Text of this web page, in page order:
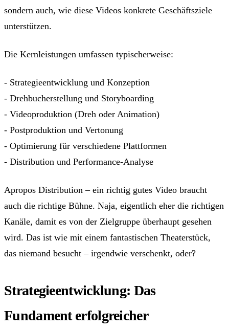
sondern auch, wie diese Videos konkrete Geschäftsziele
unterstützen.
Die Kernleistungen umfassen typischerweise:
- Strategieentwicklung und Konzeption
- Drehbucherstellung und Storyboarding
- Videoproduktion (Dreh oder Animation)
- Postproduktion und Vertonung
- Optimierung für verschiedene Plattformen
- Distribution und Performance-Analyse
Apropos Distribution – ein richtig gutes Video braucht
auch die richtige Bühne. Naja, eigentlich eher die richtigen
Kanäle, damit es von der Zielgruppe überhaupt gesehen
wird. Das ist wie mit einem fantastischen Theaterstück,
das niemand besucht – irgendwie verschenkt, oder?
Strategieentwicklung: Das
Fundament erfolgreicher